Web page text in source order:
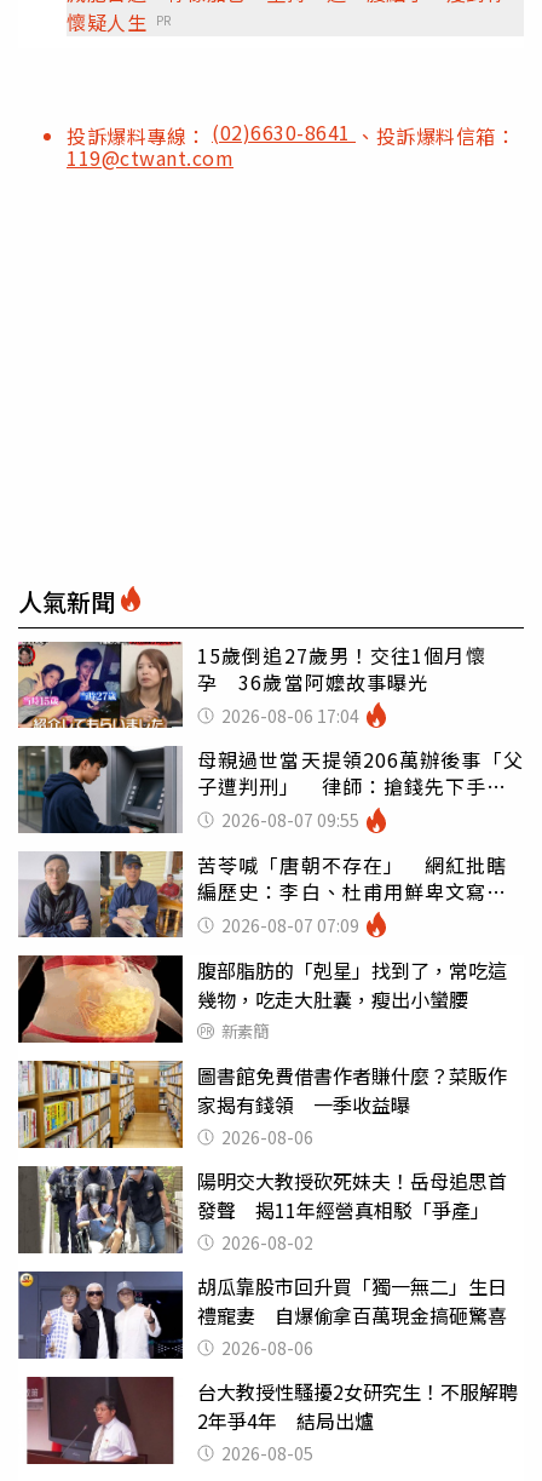
懷疑人生 PR
投訴爆料專線： (02)6630-8641 、投訴爆料信箱：
119@ctwant.com
人氣新聞
15歲倒追27歲男！交往1個月懷
孕 36歲當阿嬤故事曝光
2026-08-06 17:04
母親過世當天提領206萬辦後事「父
子遭判刑」 律師：搶錢先下手是
罪 2026-08-07 09:55
苦苓喊「唐朝不存在」 網紅批瞎
編歷史：李白、杜甫用鮮卑文寫
詩？2026-08-07 07:09
腹部脂肪的「剋星」找到了，常吃這
幾物，吃走大肚囊，瘦出小蠻腰
新素簡
圖書館免費借書作者賺什麼？菜販作
家揭有錢領 一季收益曝
2026-08-06
陽明交大教授砍死妹夫！岳母追思首
發聲 揭11年經營真相駁「爭產」
2026-08-02
胡瓜靠股市回升買「獨一無二」生日
禮寵妻 自爆偷拿百萬現金搞砸驚喜
2026-08-06
台大教授性騷擾2女研究生！不服解聘
2年爭4年 結局出爐
2026-08-05